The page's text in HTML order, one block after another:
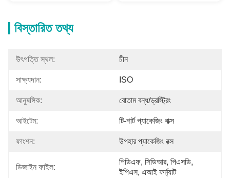
বিস্তারিত তথ্য
উৎপত্তি স্থল: চীন
সাক্ষ্যদান: ISO
আনুষঙ্গিক: বোতাম বন্ধ/ড্রস্ট্রিং
আইটেম: টি-শার্ট প্যাকেজিং বাক্স
ফাংশন: উপহার প্যাকেজিং বক্স
ডিজাইন ফাইল:
পিডিএফ, সিডিআর, পিএসডি,
ইপিএস, এআই ফর্ম্যাট